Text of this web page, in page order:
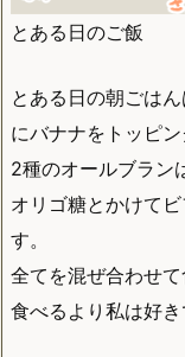
とある日のご飯
とある日の朝ごは
にバナナをトッピン
2種のオールブラン
オリゴ糖とかけて
す。
全てを混ぜ合わせ
食べるより私は好き